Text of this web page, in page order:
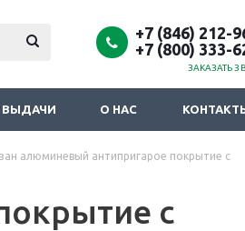
+7 (846) 212-
+7 (800) 333-
ЗАКАЗАТЬ
ВЫДАЧИ О НАС
алюминевый антипригарое покрытие с
с